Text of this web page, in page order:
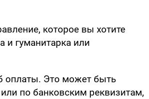
которое вы хотите
и гуманитарка или
оплаты. Это может быть
по банковским реквизитам,